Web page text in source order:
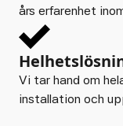
års erfarenhet
Vi tar hand om
installation och